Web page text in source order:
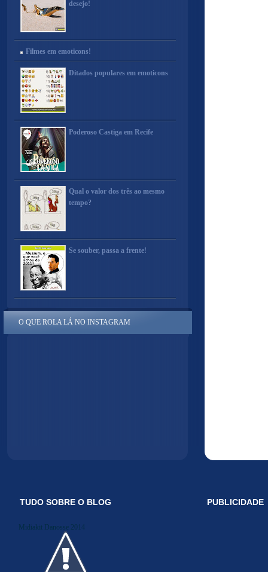
desejo!
Filmes em emoticons!
Ditados populares em emoticons
Poderoso Castiga em Recife
Qual o valor dos três ao mesmo
tempo?
Se souber, passa a frente!
O QUE ROLA LÁ NO INSTAGRAM
TUDO SOBRE O BLOG
Midiakit Danosse 2014
PUBLICIDADE